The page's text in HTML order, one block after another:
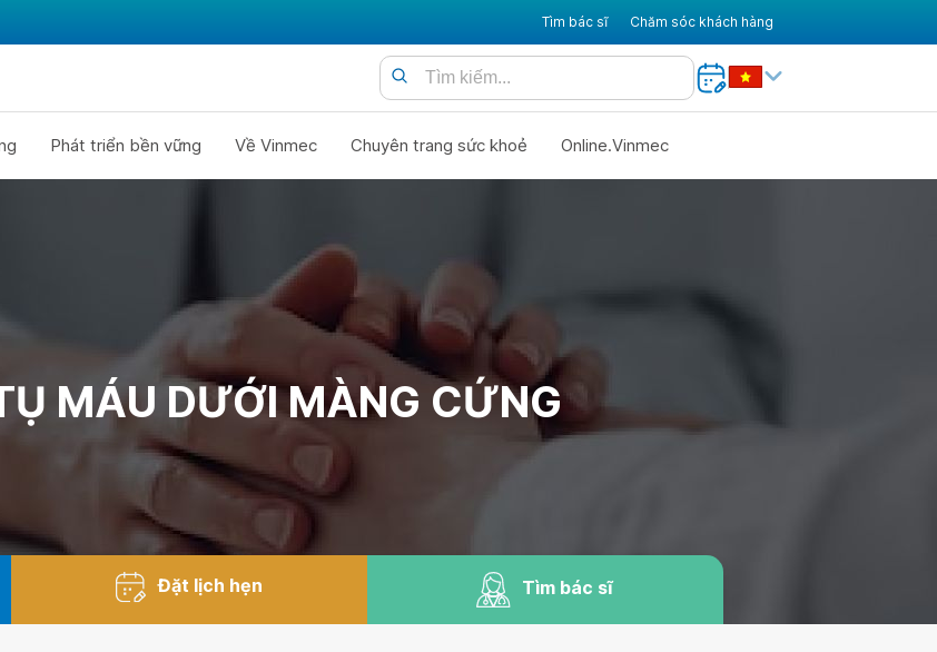
Tìm bác sĩ Chăm sóc khách hàng
Phát triển bền vững Về Vinmec Chuyên trang sức khoẻ Online.Vinmec
MÁU DƯỚI MÀNG CỨNG
Đặt lịch hẹn Tìm bác sĩ